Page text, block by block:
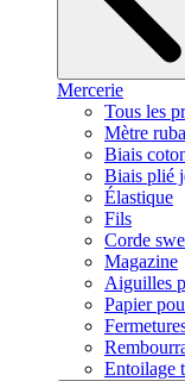
Mercerie
Tous les
Mètre
Biais
Biais plié
Élastique
Fils
Corde
Magazine
Aiguilles
Papier
Entoilage